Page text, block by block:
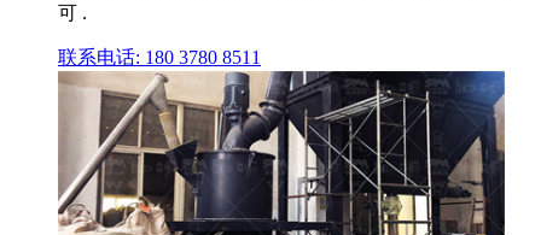
可 .
联系电话: 180 3780 8511